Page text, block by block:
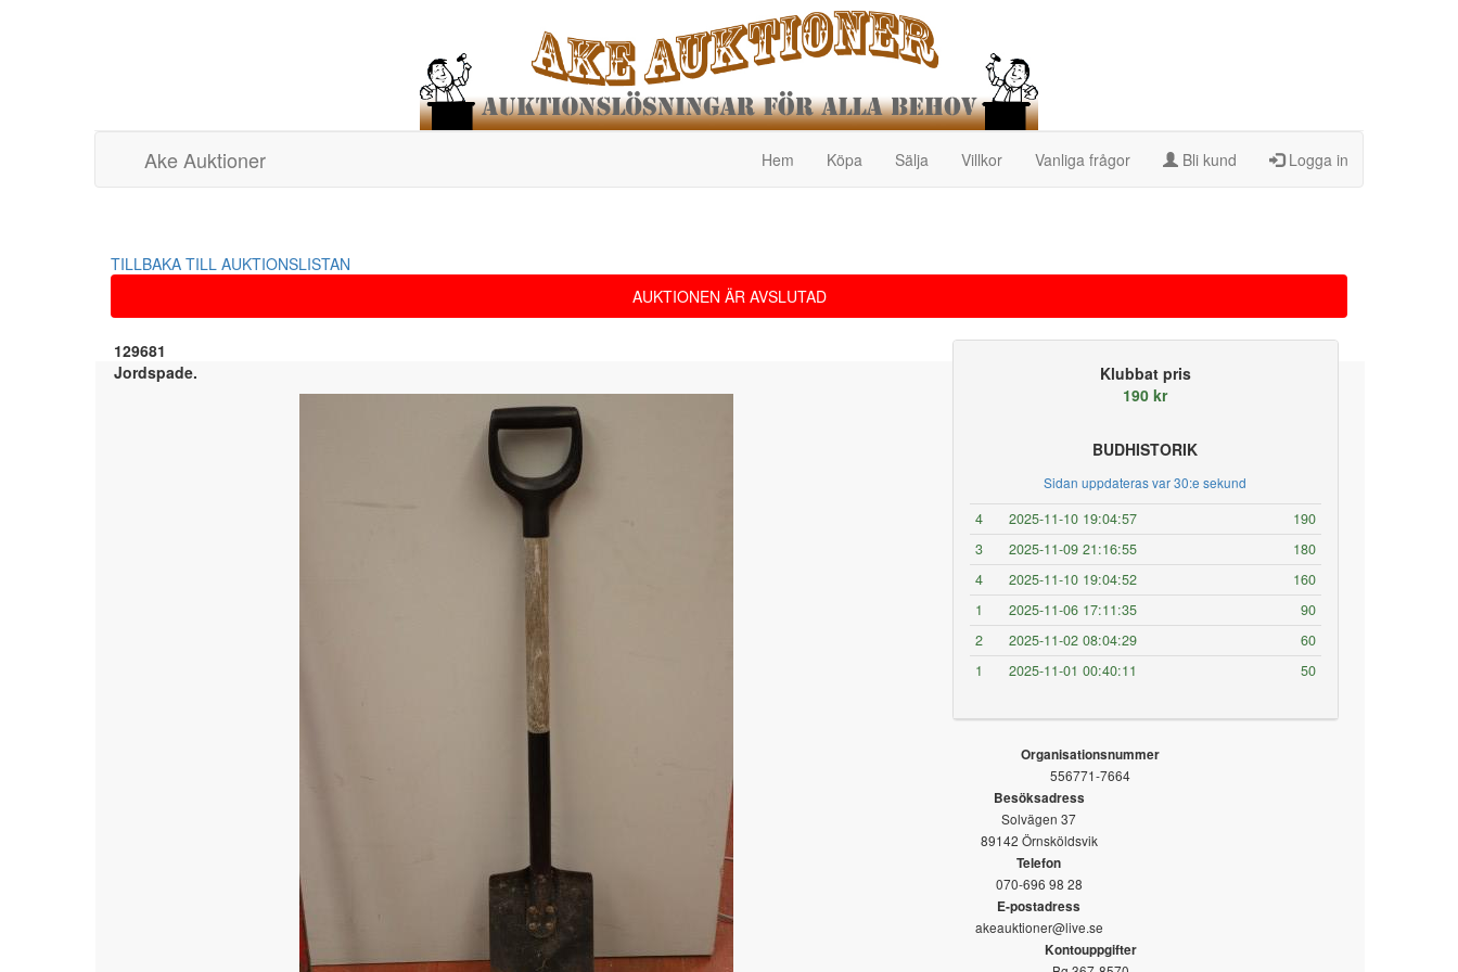
Ake Auktioner Hem Köpa Sälja Villkor Vanliga frågor Bli kund Logga in
TILLBAKA TILL AUKTIONSLISTAN
AUKTIONEN ÄR AVSLUTAD
129681
Jordspade.
Klubbat pris
190 kr
BUDHISTORIK
Sidan uppdateras var 30:e sekund
4 2025-11-10 19:04:57
190
3
2025-11-09 21:16:55
180
4
2025-11-10 19:04:52
160
1
2025-11-06 17:11:35
90
2
2025-11-02 08:04:29
60
1
2025-11-01 00:40:11 50
Organisationsnummer
556771-7664
Besöksadress
Solvägen 37
89142 Örnsköldsvik
Telefon
070-696 98 28
E-postadress
akeauktioner@live.se
Kontouppgifter